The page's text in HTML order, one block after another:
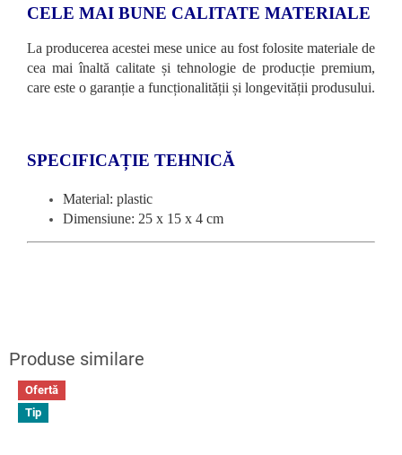
CELE MAI BUNE CALITATE MATERIALE
La producerea acestei mese unice au fost folosite materiale de
cea mai înaltă calitate și tehnologie de producție premium,
care este o garanție a funcționalității și longevității produsului.
SPECIFICAȚIE TEHNICĂ
Material: plastic
Dimensiune: 25 x 15 x 4 cm
Ofertă
Tip